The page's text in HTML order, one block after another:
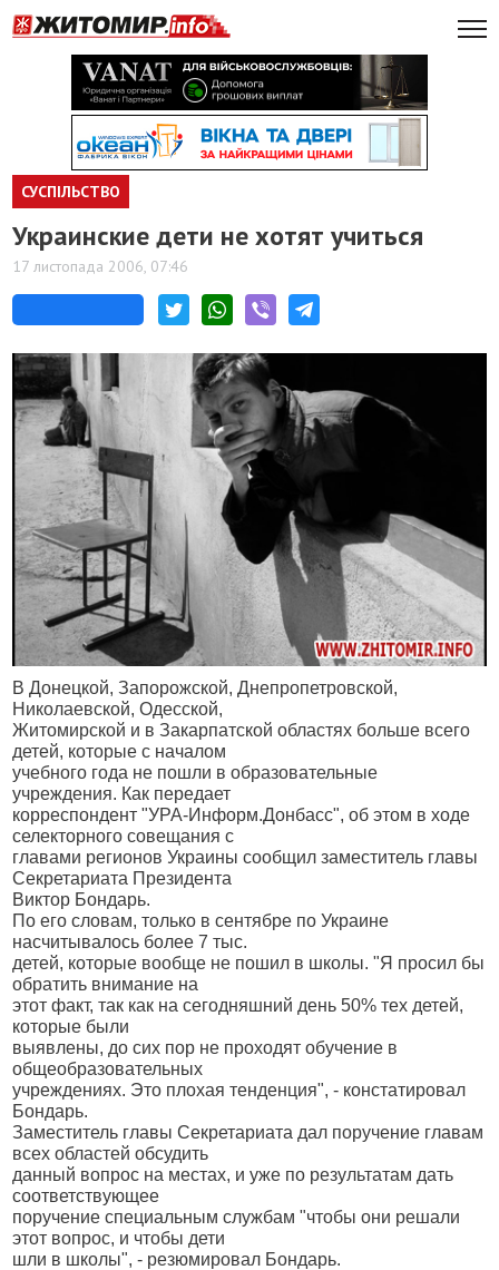
СУСПІЛЬСТВО
Украинские дети не хотят учиться
17 листопада 2006, 07:46
В Донецкой, Запорожской, Днепропетровской,
Николаевской, Одесской,
Житомирской и в Закарпатской областях больше всего
детей, которые с началом
учебного года не пошли в образовательные
учреждения. Как передает
корреспондент "УРА-Информ.Донбасс", об этом в ходе
селекторного совещания с
главами регионов Украины сообщил заместитель главы
Секретариата Президента
Виктор Бондарь.
По его словам, только в сентябре по Украине
насчитывалось более 7 тыс.
детей, которые вообще не пошил в школы. "Я просил бы
обратить внимание на
этот факт, так как на сегодняшний день 50% тех детей,
которые были
выявлены, до сих пор не проходят обучение в
общеобразовательных
учреждениях. Это плохая тенденция", - констатировал
Бондарь.
Заместитель главы Секретариата дал поручение главам
всех областей обсудить
данный вопрос на местах, и уже по результатам дать
соответствующее
поручение специальным службам "чтобы они решали
этот вопрос, и чтобы дети
шли в школы", - резюмировал Бондарь.